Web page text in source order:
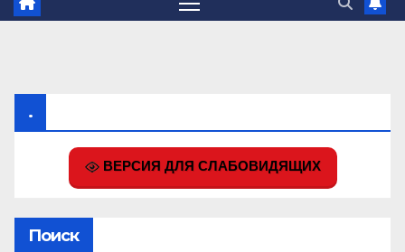
.
ВЕРСИЯ ДЛЯ СЛАБОВИДЯЩИХ
Поиск